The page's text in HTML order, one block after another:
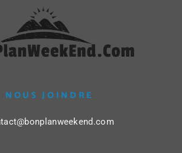
NOUS JOINDRE